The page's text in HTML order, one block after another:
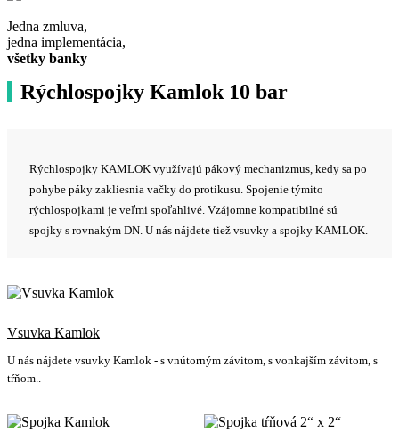
Jedna zmluva,
jedna implementácia,
všetky banky
Rýchlospojky Kamlok 10 bar
Rýchlospojky KAMLOK využívajú pákový mechanizmus, kedy sa po
pohybe páky zakliesnia vačky do protikusu. Spojenie týmito
rýchlospojkami je veľmi spoľahlivé. Vzájomne kompatibilné sú
spojky s rovnakým DN. U nás nájdete tiež vsuvky a spojky KAMLOK.
Vsuvka Kamlok
U nás nájdete vsuvky Kamlok - s vnútorným závitom, s vonkajším závitom, s
tŕňom..